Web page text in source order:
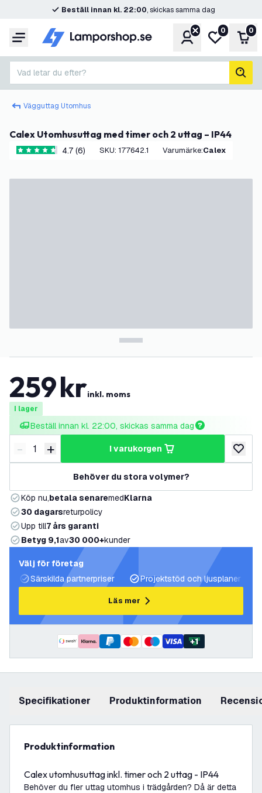
Beställ innan kl. 22:00, skickas samma dag
Meny KontoMin0 0
Vad letar du efter?
sök
Vägguttag Utomhus
Calex Utomhusuttag med timer och 2 uttag – IP44
4.7 stjärnbetyg4.7 (6) SKU: 177642.1 Varumärke: Calex
259krinkl. moms
I lager
Beställ innan kl. 22:00, skickas samma dag
Minska antal
- Öka antal
+ i varukorgen
lägg
Behöver du stora volymer?
Köp nu,betala senaremedKlarna
30 dagarsreturpolicy
Upp till7 års garanti
Betyg 9,1av30 000+kunder
Välj för företag
Särskilda partnerpriser
Projektstöd och ljusplaner
Läs mer
+1
Specifikationer produktinformation
produktinformation
Calex utomhusuttag inkl. timer och 2 uttag - IP44
Behöver du fler uttag utomhus i trädgården? Då är detta